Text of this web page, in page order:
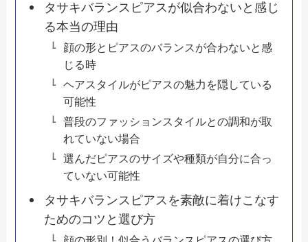
タサキバランスピアスが似合わないと感じ
る本当の理由
顔の形とピアスのバランスが合わないと感
じる時
ヘアスタイルがピアスの魅力を隠している
可能性
普段のファッションスタイルとの調和が取
れていない場合
選んだピアスのサイズや種類が自分に合っ
ていない可能性
タサキバランスピアスを素敵に着けこなす
ためのコツと選び方